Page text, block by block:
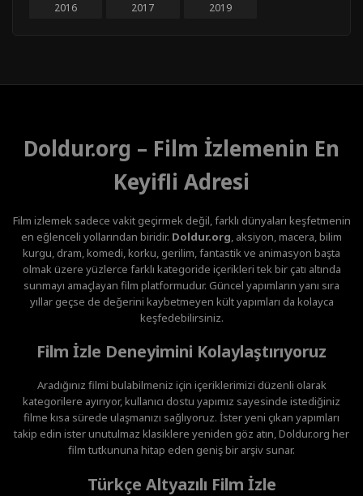
2016 2017 2019
Doldur.org – Film İzlemenin En
Keyifli Adresi
Film izlemek sadece vakit geçirmek değil, farklı dünyaları keşfetmenin
en eğlenceli yollarından biridir. Doldur.org, aksiyon, macera, bilim
kurgu, dram, komedi, korku, gerilim, fantastik ve animasyon başta
olmak üzere yüzlerce farklı kategoride içerikleri tek bir çatı altında
sunmayı amaçlayan film platformudur. Güncel yapımların yanı sıra
yıllar geçse de değerini kaybetmeyen kült yapımları da kolayca
keşfedebilirsiniz.
Film İzle Deneyimini Kolaylaştırıyoruz
Aradığınız filmi bulabilmeniz için içeriklerimizi düzenli olarak
kategorilere ayırıyor, kullanıcı dostu yapımız sayesinde istediğiniz
filme kısa sürede ulaşmanızı sağlıyoruz. İster yeni çıkan yapımları
takip edin ister unutulmaz klasiklere yeniden göz atın, Doldur.org her
film tutkununa hitap eden geniş bir arşiv sunar.
Türkçe Altyazılı Film İzle